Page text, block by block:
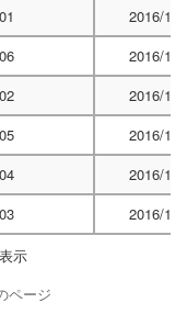
2016/12/
2016/12/
2016/12/
2016/12/
2016/12/
2016/12/
示
ページ